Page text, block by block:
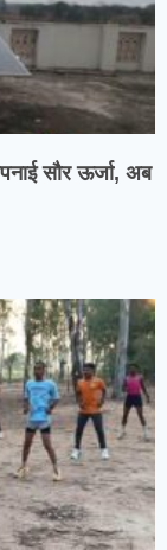
सौर ऊर्जा, अब